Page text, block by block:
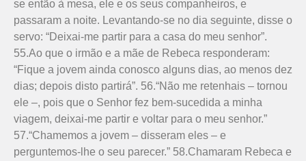
se então à mesa, ele e os seus companheiros, e
passaram a noite. Levantando-se no dia seguinte, disse o
servo: “Deixai-me partir para a casa do meu senhor”.
55.Ao que o irmão e a mãe de Rebeca responderam:
“Fique a jovem ainda conosco alguns dias, ao menos dez
dias; depois disto partirá”. 56.“Não me retenhais – tornou
ele –, pois que o Senhor fez bem-sucedida a minha
viagem, deixai-me partir e voltar para o meu senhor.”
57.“Chamemos a jovem – disseram eles – e
perguntemos-lhe o seu parecer.” 58.Chamaram Rebeca e